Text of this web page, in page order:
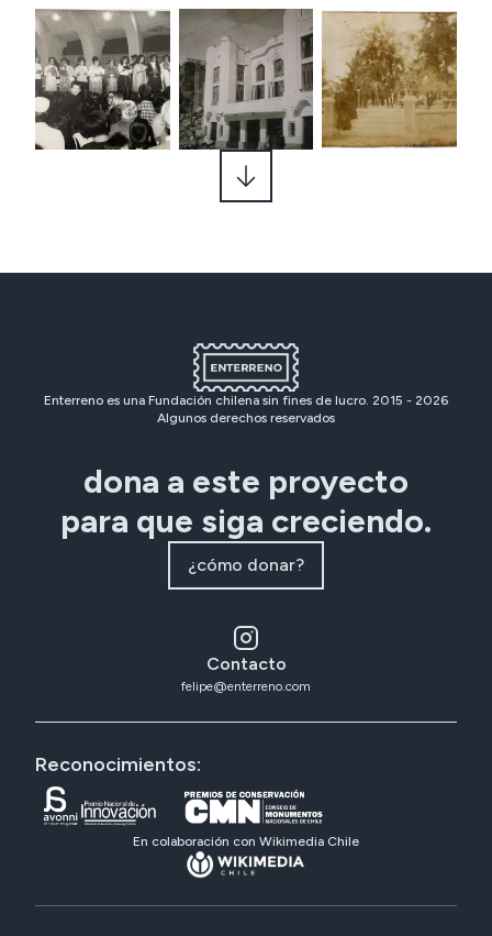
Enterreno es una Fundación chilena sin fines de lucro. 2015 - 2026
Algunos derechos reservados
dona a este proyecto
para que siga creciendo.
¿cómo donar?
Contacto
felipe@enterreno.com
Reconocimientos:
En colaboración con Wikimedia Chile